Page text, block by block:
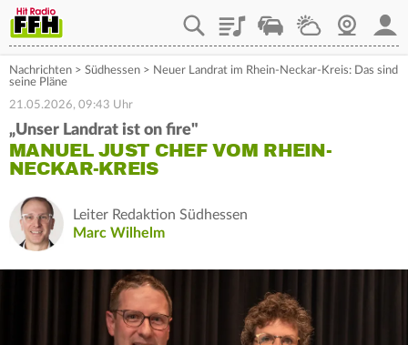
PlaylistStaupilotWetterWebcam
Nachrichten > Südhessen > Neuer Landrat im Rhein-Neckar-Kreis: Das sind
seine Pläne
21.05.2026, 09:43 Uhr
„Unser Landrat ist on fire"
MANUEL JUST CHEF VOM RHEIN-
NECKAR-KREIS
Leiter Redaktion Südhessen
Marc Wilhelm